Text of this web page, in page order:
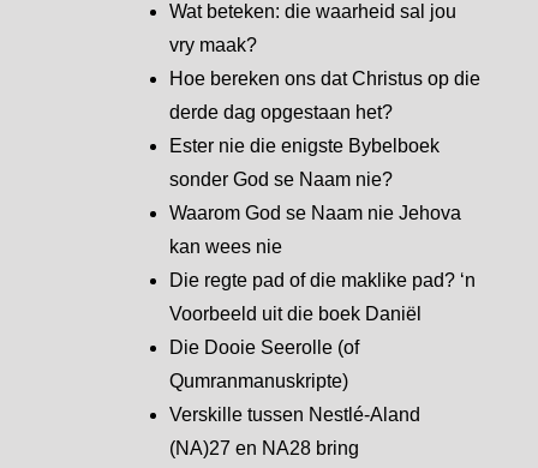
Wat beteken: die waarheid sal jou
vry maak?
Hoe bereken ons dat Christus op die
derde dag opgestaan het?
Ester nie die enigste Bybelboek
sonder God se Naam nie?
Waarom God se Naam nie Jehova
kan wees nie
Die regte pad of die maklike pad? ‘n
Voorbeeld uit die boek Daniël
Die Dooie Seerolle (of
Qumranmanuskripte)
Verskille tussen Nestlé-Aland
(NA)27 en NA28 bring